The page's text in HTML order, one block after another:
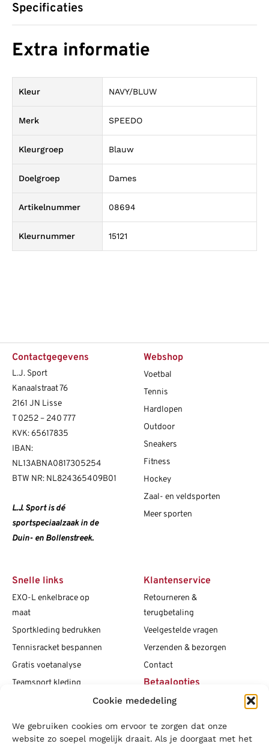
Cookie mededeling
We gebruiken cookies om ervoor te zorgen dat onze
website zo soepel mogelijk draait. Als je doorgaat met het
Specificaties
Extra informatie
Kleur NAVY/BLUW
Merk SPEEDO
Kleurgroep Blauw
Doelgroep Dames
Artikelnummer 08694
Kleurnummer 15121
Contactgegevens
L.J. Sport
Kanaalstraat 76
2161 JN Lisse
T 0252 – 240 777
KVK: 65617835
IBAN:
NL13ABNA0817305254
BTW NR: NL824365409B01
L.J. Sport is dé
sportspeciaalzaak in de
Duin- en Bollenstreek.
Webshop
Voetbal
Tennis
Hardlopen
Outdoor
Sneakers
Fitness
Hockey
Zaal- en veldsporten
Meer sporten
Snelle links
EXO-L enkelbrace op
maat
Sportkleding bedrukken
Tennisracket bespannen
Gratis voetanalyse
Teamsport kleding
Vacatures
Klantenservice
Retourneren &
terugbetaling
Veelgestelde vragen
Verzenden & bezorgen
Contact
Betaalopties
Social media